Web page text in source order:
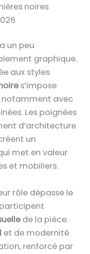
noires
un peu
graphique.
aux styles
s’impose
notamment avec
Les poignées
d’architecture
un
met en valeur
et mobiliers.
rôle dépasse le
de la pièce.
et de modernité
renforcé par